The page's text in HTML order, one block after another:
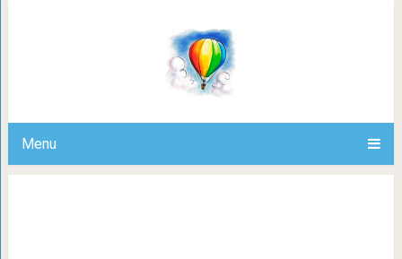
Menu
«Цените женщин, что вас дома